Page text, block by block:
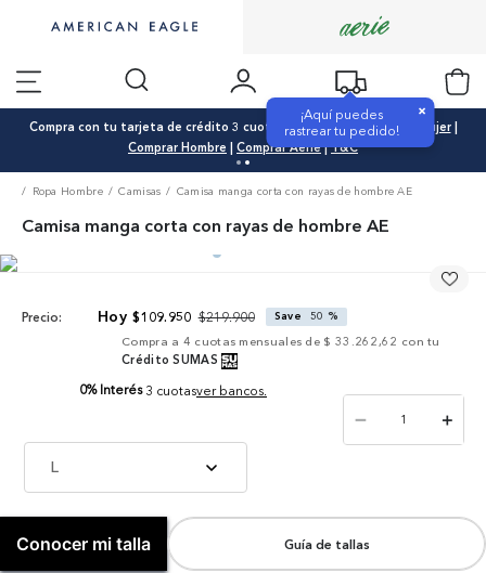
¡Aquí puedes
rastrear tu pedido!
×
Compra con tu tarjeta de crédito 3 cuotas 0% interés |Comprar Mujer|
Comprar Hombre | Comprar Aerie|T&C
Ropa Hombre Camisas Camisa manga corta con rayas de hombre AE
Camisa manga corta con rayas de hombre AE
Precio: $109. 950 $219.900 Save 50 %
Compra a 4 cuotas mensuales de $ 33.262,62 con tu
Crédito SUMAS
0% Interés 3 cuotasver bancos.
L
＋
－
Conocer mi talla Guía de tallas